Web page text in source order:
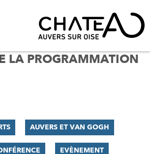
LA PROGRAMMATION
AUVERS ET VAN GOGH
EVÈNEMENT